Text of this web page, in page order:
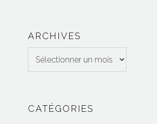
ARCHIVES
CATÉGORIES